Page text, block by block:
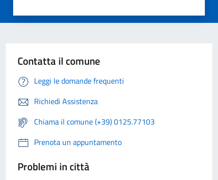
Contatta il comune
Leggi le domande frequenti
Richiedi Assistenza
Chiama il comune (+39) 0125.77103
Prenota un appuntamento
Problemi in città